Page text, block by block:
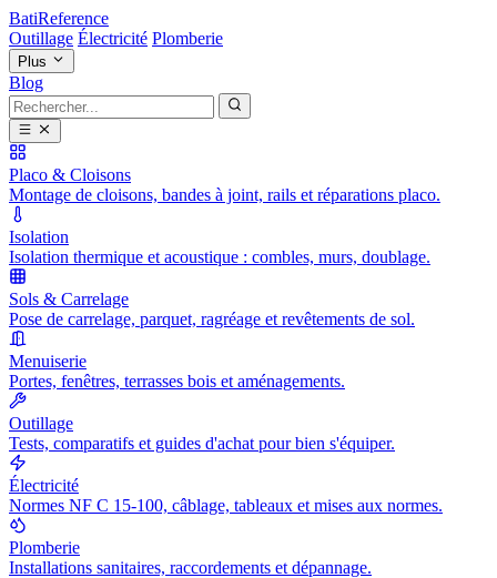
BatiReference
Outillage Électricité Plomberie
Plus
Blog
Placo & Cloisons
Montage de cloisons, bandes à joint, rails et réparations placo.
Isolation
Isolation thermique et acoustique : combles, murs, doublage.
Sols & Carrelage
Pose de carrelage, parquet, ragréage et revêtements de sol.
Menuiserie
Portes, fenêtres, terrasses bois et aménagements.
Outillage
Tests, comparatifs et guides d'achat pour bien s'équiper.
Électricité
Normes NF C 15-100, câblage, tableaux et mises aux normes.
Plomberie
Installations sanitaires, raccordements et dépannage.